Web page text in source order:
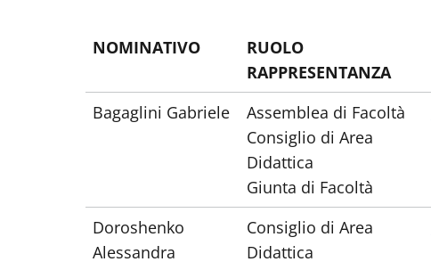
NOMINATIVO
RUOLO
RAPPRESENTANZA
Bagaglini Gabriele
Assemblea di Facoltà
Consiglio di Area
Didattica
Giunta di Facoltà
Doroshenko
Alessandra
Consiglio di Area
Didattica